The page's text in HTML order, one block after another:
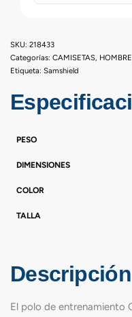
218433
Categorías: CAMISETAS, HOMBRE
Etiqueta: Samshield
PESO
DIMENSIONES
COLOR
TALLA
Descripción
El polo de entrenamiento